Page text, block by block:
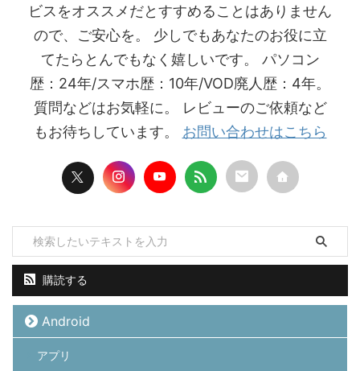
ビスをオススメだとすすめることはありません
ので、ご安心を。 少しでもあなたのお役に立
てたらとんでもなく嬉しいです。 パソコン
歴：24年/スマホ歴：10年/VOD廃人歴：4年。
質問などはお気軽に。 レビューのご依頼など
もお待ちしています。 お問い合わせはこちら
購読する
Android
アプリ